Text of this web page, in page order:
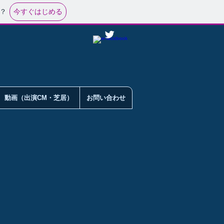
今すぐはじめる
動画（出演CM・芝居） お問い合わせ